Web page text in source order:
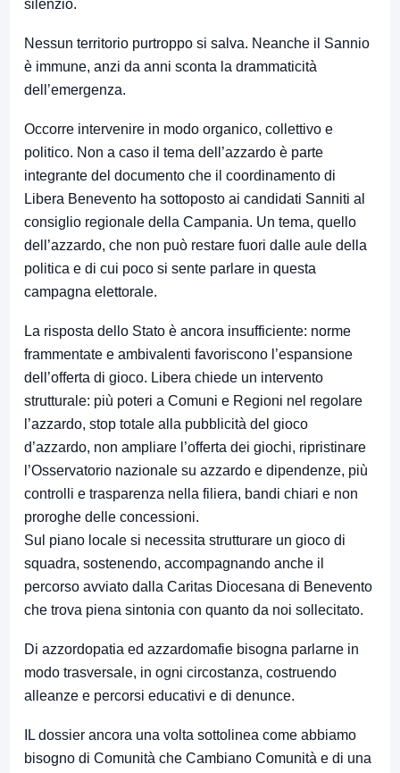
silenzio.
Nessun territorio purtroppo si salva. Neanche il Sannio
è immune, anzi da anni sconta la drammaticità
dell’emergenza.
Occorre intervenire in modo organico, collettivo e
politico. Non a caso il tema dell’azzardo è parte
integrante del documento che il coordinamento di
Libera Benevento ha sottoposto ai candidati Sanniti al
consiglio regionale della Campania. Un tema, quello
dell’azzardo, che non può restare fuori dalle aule della
politica e di cui poco si sente parlare in questa
campagna elettorale.
La risposta dello Stato è ancora insufficiente: norme
frammentate e ambivalenti favoriscono l’espansione
dell’offerta di gioco. Libera chiede un intervento
strutturale: più poteri a Comuni e Regioni nel regolare
l’azzardo, stop totale alla pubblicità del gioco
d’azzardo, non ampliare l’offerta dei giochi, ripristinare
l’Osservatorio nazionale su azzardo e dipendenze, più
controlli e trasparenza nella filiera, bandi chiari e non
proroghe delle concessioni.
Sul piano locale si necessita strutturare un gioco di
squadra, sostenendo, accompagnando anche il
percorso avviato dalla Caritas Diocesana di Benevento
che trova piena sintonia con quanto da noi sollecitato.
Di azzordopatia ed azzardomafie bisogna parlarne in
modo trasversale, in ogni circostanza, costruendo
alleanze e percorsi educativi e di denunce.
IL dossier ancora una volta sottolinea come abbiamo
bisogno di Comunità che Cambiano Comunità e di una